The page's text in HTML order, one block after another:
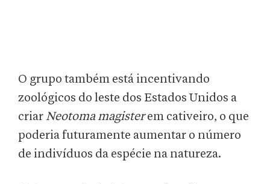
O grupo também está incentivando
zoológicos do leste dos Estados Unidos a
criarNeotoma magisterem cativeiro, o que
poderia futuramente aumentar o número
de indivíduos da espécie na natureza.